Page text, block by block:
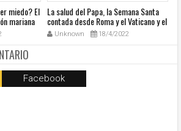
miedo? El
mariana
San
La salud del Papa, la Semana Santa
contada desde Roma y el Vaticano y el
resumen de noticias en audio
Unknown 18/4/2022
Facebook